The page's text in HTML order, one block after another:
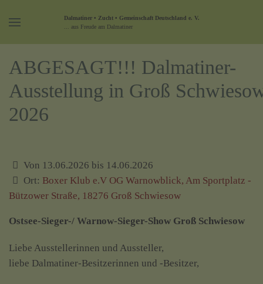
Dalmatiner • Zucht • Gemeinschaft Deutschland e. V.
... aus Freude am Dalmatiner
ABGESAGT!!! Dalmatiner-
Ausstellung in Groß
2026
Von 13.06.2026 bis 14.06.2026
Ort: Boxer Klub e.V OG Warnowblick, Am Sportplatz -
Bützower Straße, 18276 Groß Schwiesow
Ostsee-Sieger-/ Warnow-Sieger-Show Groß Schwiesow
Liebe Ausstellerinnen und Aussteller,
liebe Dalmatiner-Besitzerinnen und -Besitzer,